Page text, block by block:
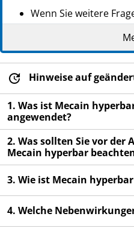
Wenn Sie weitere
an Ihren Arzt,
Dieses Arzneimittel
verschrieben. Geben
Es kann anderen
diese die gleichen
Wenn Sie
sich an Ihren Arzt,
medizinische
Nebenwirkungen, die
Packungsbeilage
4.
Hinweise auf
1. Was ist Mecain
angewendet?
2. Was sollten Sie vor der
Mecain hyperbar
3. Wie ist Mecain
4. Welche